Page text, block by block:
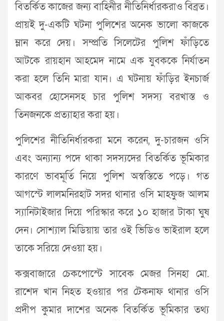
বিতর্কিত কাজের জন্য বাহিনীর নীতিনির্ধারকরাও বিব্রত।
প্রায়ই দু-একটি ঘটনা পুলিশের অনেক ভালো কাজকে
ম্লান করে দেয়। সম্প্রতি সিলেটের পুলিশ ফাঁড়িতে
আটকে রায়হান আহমেদ নামে এক যুবককে নির্যাতন
করা হলে তিনি মারা যান। এ ঘটনায় ফাঁড়ির ইনচার্জ
আকবর হোসেনসহ চার পুলিশ সদস্য বরখাস্ত ও
তিনজনকে প্রত্যাহার করা হয়।
পুলিশের নীতিনির্ধারকরা মনে করেন, দু-চারজন ওসি
এবং অন্যান্য পদে থাকা সদস্যদের বিতর্কিত ভূমিকার
কারণে ভাবমূর্তি নিয়ে পুলিশ অস্বস্তিতে পড়ে। গত
আগস্টে লালমনিরহাট সদর থানার ওসি মাহফুজ আলম
স্যানিটাইজার দিয়ে পরিস্কার করে ১০ হাজার টাকা ঘুষ
দেন। সোশ্যাল মিডিয়ায় তার ওই ভিডিও ভাইরাল হলে
তাকে সরিয়ে দেওয়া হয়।
কক্সবাজারে চেকপোস্টে সাবেক মেজর সিনহা মো.
রাশেদ খান নিহত হওয়ার পর টেকনাফ থানার ওসি
প্রদীপ কুমার দাশের অনেক বিতর্কিত ভূমিকার তথ্য